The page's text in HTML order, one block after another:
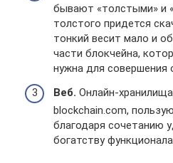
бывают «толстыми» и
толстого придется
тонкий весит мало и
части блокчейна,
нужна для совершения
Веб. Онлайн-
blockchain.com,
благодаря сочетанию
богатству функционала.